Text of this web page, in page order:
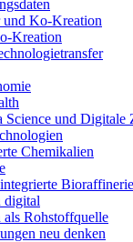
und Ko-Kreation
Kreation
Science und Digitale
Chemikalien
digital
als Rohstoffquelle
neu denken